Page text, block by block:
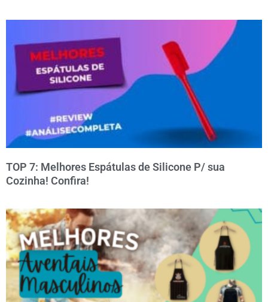
TOP 7: Melhores Espátulas de Silicone P/ sua
Cozinha! Confira!